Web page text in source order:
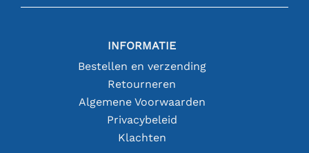
INFORMATIE
Bestellen en verzending
Retourneren
Algemene Voorwaarden
Privacybeleid
Klachten